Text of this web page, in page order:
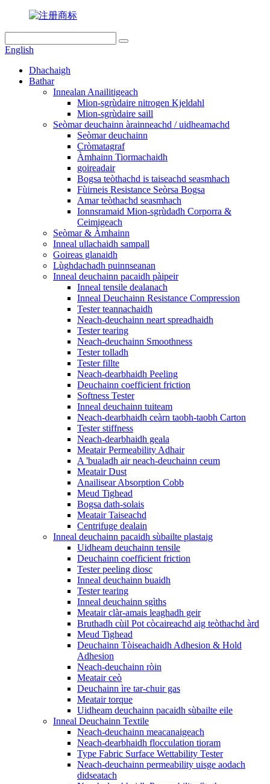
English
Dhachaigh
Bathar
Innealan Anailitigeach
Mion-sgrùdaire nitrogen Kjeldahl
Mion-sgrùdaire saill
Seòmar deuchainn àrainneachd / uidheamachd
Seòmar deuchainn
Cròmatagraf
Àmhainn Tiormachaidh
goireadair
Bogsa teòthachd is taiseachd seasmhach
Fùirneis Resistance Seòrsa Bogsa
Amar teòthachd seasmhach
Ionnsramaid Mion-sgrùdadh Corporra &
Ceimigeach
Seòmar & Àmhainn
Inneal ullachaidh sampall
Goireas glanaidh
Lùghdachadh puinnseanan
Inneal deuchainn pacaidh pàipeir
Inneal tensile dealanach
Inneal Deuchainn Resistance Compression
Tester teannachaidh
Neach-deuchainn neart spreadhaidh
Tester tearing
Neach-deuchainn Smoothness
Tester tolladh
Tester fillte
Neach-dearbhaidh Peeling
Deuchainn coefficient friction
Softness Tester
Inneal deuchainn tuiteam
Neach-dearbhaidh ceàrn taobh-taobh Carton
Tester stiffness
Neach-dearbhaidh geala
Meatair Permeability Adhair
A 'bualadh air neach-deuchainn ceum
Meatair Dust
Anailisear Absorption Cobb
Meud Tighead
Bogsa dath-solais
Meatair Taiseachd
Centrifuge dealain
Inneal deuchainn pacaidh sùbailte plastaig
Uidheam deuchainn tensile
Deuchainn coefficient friction
Tester peeling diosc
Inneal deuchainn buaidh
Tester tearing
Inneal deuchainn sgìths
Meatair clàr-amais leaghadh geir
Bruthadh cùil Pot còcaireachd aig teòthachd àrd
Meud Tighead
Deuchainn Tòiseachaidh Adhesion & Hold
Adhesion
Neach-deuchainn ròin
Meatair ceò
Deuchainn ìre tar-chuir gas
Meatair torque
Uidheam deuchainn pacaidh sùbailte eile
Inneal Deuchainn Textile
Neach-deuchainn meacanaigeach
Neach-dearbhaidh flocculation tioram
Type Fabric Surface Wettability Tester
Neach-deuchainn permeability uisge aodach
didseatach